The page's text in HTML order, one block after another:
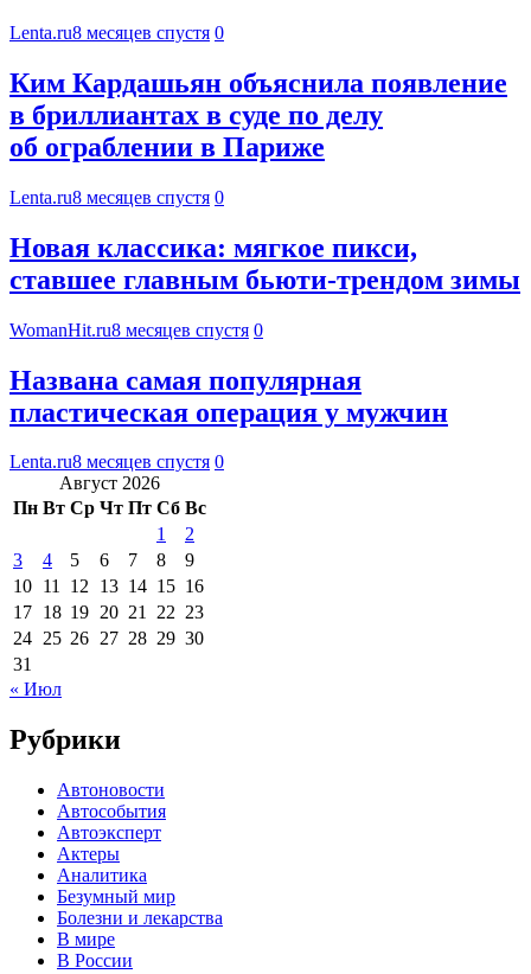
Lenta.ru8 месяцев спустя 0
Ким Кардашьян объяснила появление
в бриллиантах в суде по делу
об ограблении в Париже
Lenta.ru8 месяцев спустя 0
Новая классика: мягкое пикси,
ставшее главным бьюти-трендом зимы
WomanHit.ru8 месяцев спустя 0
Названа самая популярная
пластическая операция у мужчин
Lenta.ru8 месяцев спустя 0
Август 2026
Пн Вт Ср Чт Пт Сб Вс
1
2
3
4 5 6 7 8
9
10 11 12 13 14 15 16
17 18 19 20 21 22 23
24 25 26 27 28 29 30
31
« Июл
Рубрики
Автоновости
Автособытия
Автоэксперт
Актеры
Аналитика
Безумный мир
Болезни и лекарства
В мире
В России